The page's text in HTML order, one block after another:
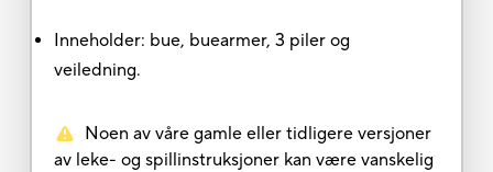
Inneholder: bue, buearmer, 3 piler og
veiledning.
Noen av våre gamle eller tidligere versjoner
av leke- og spillinstruksjoner kan være vanskelig